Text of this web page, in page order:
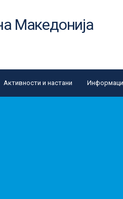
Македонија
Активности и настани